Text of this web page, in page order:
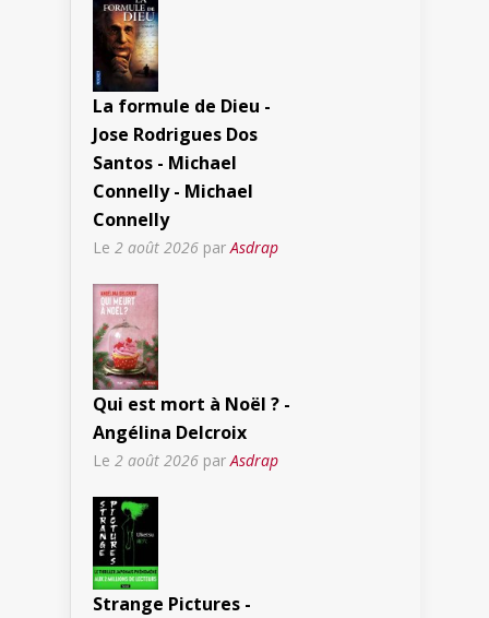
La formule de Dieu -
Jose Rodrigues Dos
Santos - Michael
Connelly - Michael
Connelly
Le 2 août 2026 parAsdrap
Qui est mort à Noël ? -
Angélina Delcroix
Le 2 août 2026 par Asdrap
Strange Pictures -